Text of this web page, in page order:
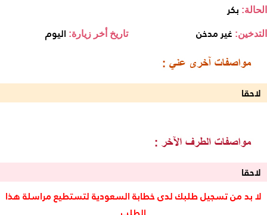
الحالة: بكر
تاريخ أخر زيارة: اليوم التدخين: غير مدخن
لاحقا
لاحقا
لا بد من تسجيل طلبك لدى خطابة السعودية لتستطيع مراسلة هذا